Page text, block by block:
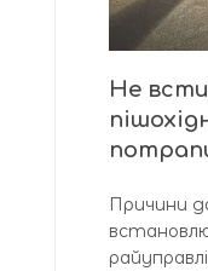
Не
Причини